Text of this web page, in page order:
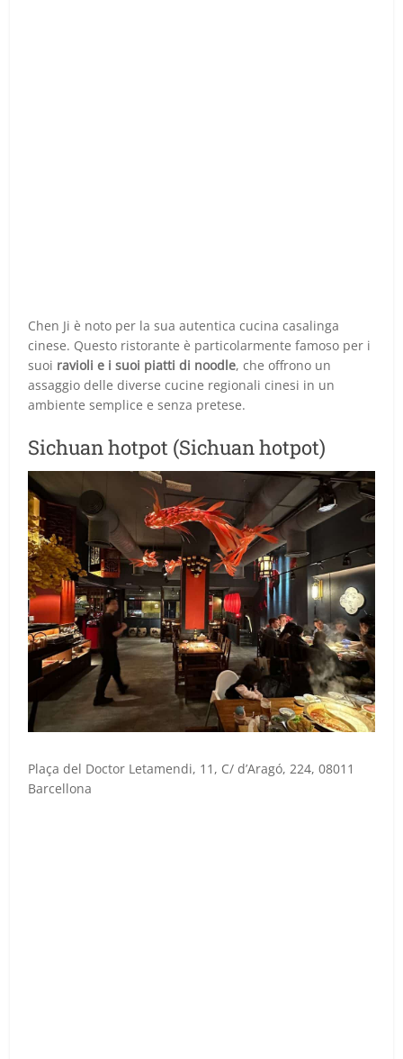
Chen Ji è noto per la sua autentica cucina casalinga
cinese. Questo ristorante è particolarmente famoso per i
suoi ravioli e i suoi piatti di noodle, che offrono un
assaggio delle diverse cucine regionali cinesi in un
ambiente semplice e senza pretese.
Sichuan hotpot (Sichuan hotpot)
Plaça del Doctor Letamendi, 11, C/ d’Aragó, 224, 08011
Barcellona